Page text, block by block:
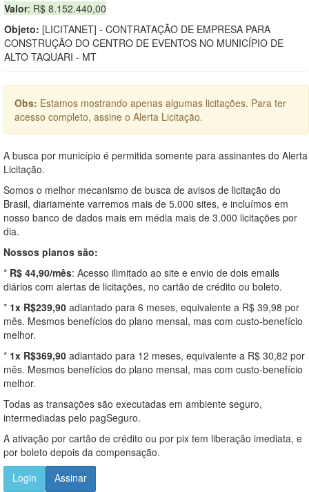
Valor: R$ 8.152.440,00
Objeto: [LICITANET] - CONTRATAÇÃO DE EMPRESA PARA
CONSTRUÇÃO DO CENTRO DE EVENTOS NO MUNICÍPIO DE
ALTO TAQUARI - MT
Obs: Estamos mostrando apenas algumas licitações. Para ter
acesso completo, assine o Alerta Licitação.
A busca por município é permitida somente para assinantes do Alerta
Licitação.
Somos o melhor mecanismo de busca de avisos de licitação do
Brasil, diariamente varremos mais de 5.000 sites, e incluímos em
nosso banco de dados mais em média mais de 3.000 licitações por
dia.
Nossos planos são:
* R$ 44,90/mês: Acesso ilimitado ao site e envio de dois emails
diários com alertas de licitações, no cartão de crédito ou boleto.
* 1x R$239,90 adiantado para 6 meses, equivalente a R$ 39,98 por
mês. Mesmos benefícios do plano mensal, mas com custo-benefício
melhor.
* 1x R$369,90 adiantado para 12 meses, equivalente a R$ 30,82 por
mês. Mesmos benefícios do plano mensal, mas com custo-benefício
melhor.
Todas as transações são executadas em ambiente seguro,
intermediadas pelo pagSeguro.
A ativação por cartão de crédito ou por pix tem liberação imediata, e
por boleto depois da compensação.
Login
Assinar